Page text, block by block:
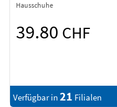
Hausschuhe
39.80 CHF
Verfügbar in 21 Filialen